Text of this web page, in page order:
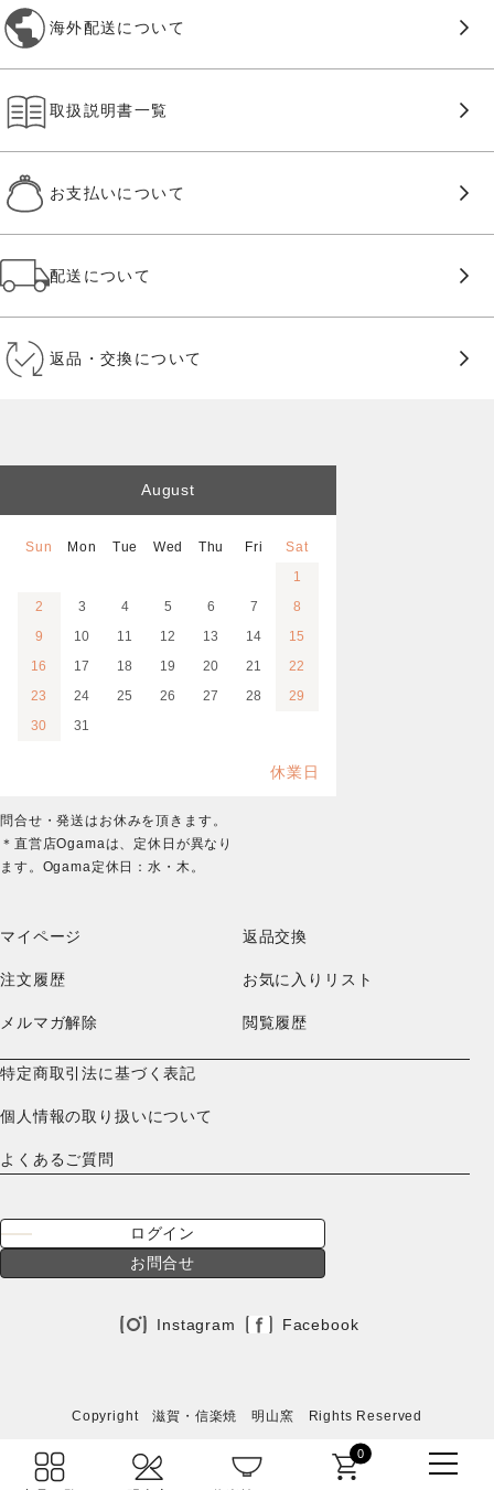
0
海外配送について
取扱説明書一覧
お支払いについて
配送について
返品・交換について
マイページ 返品交換
注文履歴 お気に入りリスト
メルマガ解除 閲覧履歴
特定商取引法に基づく表記
個人情報の取り扱いについて
よくあるご質問
ログイン
お問合せ
Instagram Facebook
August
Sun Mon Tue Wed Thu Fri
Sat
1
2
3 4 5 6 7
8
9
10 11 12 13 14
15
16
17 18 19 20 21
22
23
24 25 26 27 28
29
30
31
休業日
問合せ・発送はお休みを頂きます。
＊直営店Ogamaは、定休日が異なり
ます。Ogama定休日：水・木。
Copyright 滋賀・信楽焼 明山窯 Rights Reserved